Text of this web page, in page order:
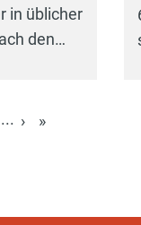
in üblicher
den…
... › »